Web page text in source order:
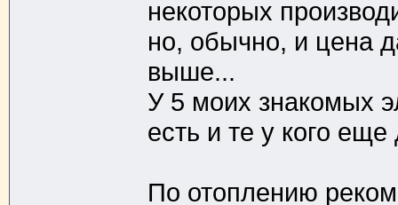
некоторых
но, обычно, и цена
выше...
У 5 моих знакомых
есть и те у кого
По отоплению